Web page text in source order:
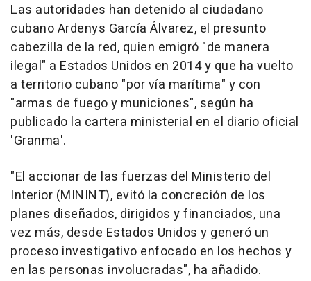
Las autoridades han detenido al ciudadano
cubano Ardenys García Álvarez, el presunto
cabezilla de la red, quien emigró "de manera
ilegal" a Estados Unidos en 2014 y que ha vuelto
a territorio cubano "por vía marítima" y con
"armas de fuego y municiones", según ha
publicado la cartera ministerial en el diario oficial
'Granma'.
"El accionar de las fuerzas del Ministerio del
Interior (MININT), evitó la concreción de los
planes diseñados, dirigidos y financiados, una
vez más, desde Estados Unidos y generó un
proceso investigativo enfocado en los hechos y
en las personas involucradas", ha añadido.